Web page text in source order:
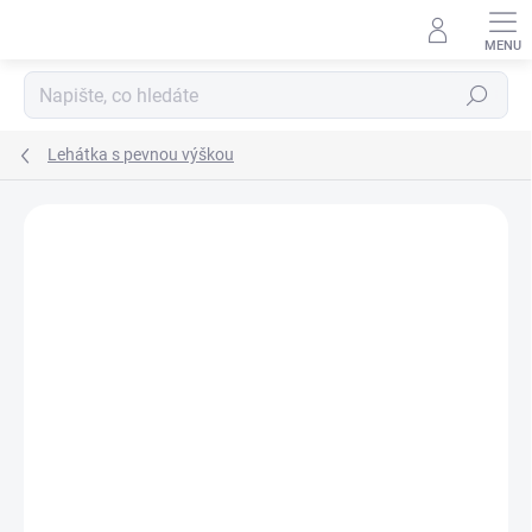
Hledat
Lehátka s pevnou výškou